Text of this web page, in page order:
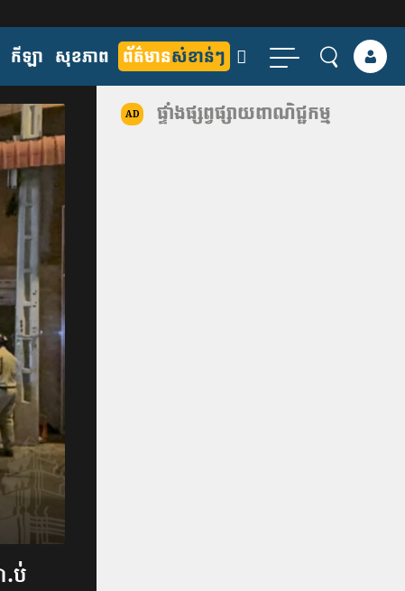
កីឡា សុខភាព ព័ត៌មានសំខាន់ៗ
AD ផ្ទាំងផ្សព្វផ្សាយពាណិជ្ជកម្ម
.ប់